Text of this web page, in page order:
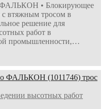
ФАЛЬКОН • Блокирующее
с втяжным тросом в
решение для
работ в
промышленности,…
высотных работ